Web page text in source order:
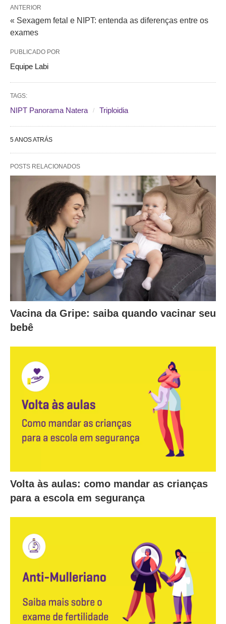
ANTERIOR
« Sexagem fetal e NIPT: entenda as diferenças entre os
exames
PUBLICADO POR
Equipe Labi
TAGS:
NIPT Panorama Natera Triploidia
5 ANOS ATRÁS
POSTS RELACIONADOS
Vacina da Gripe: saiba quando vacinar seu
bebê
Volta às aulas: como mandar as crianças
para a escola em segurança